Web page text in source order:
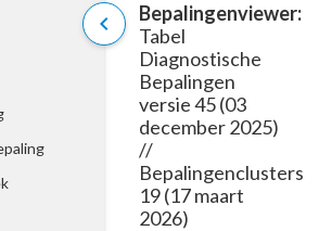
chevron_left
Bepalingenviewer:
Tabel
Diagnostische
Bepalingen
versie 45 (03
december 2025)
//
Bepalingenclusters
19 (17 maart
2026)